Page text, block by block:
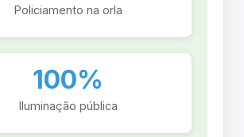
Policiamento na orla
100%
Iluminação pública